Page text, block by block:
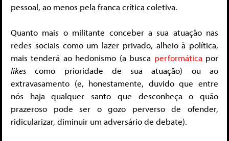
pessoal, ao menos pela franca crítica coletiva.
Quanto mais o militante conceber a sua atuação nas
redes sociais como um lazer privado, alheio à política,
mais tenderá ao hedonismo (a busca performáticapor
likes como prioridade de sua atuação) ou ao
extravasamento (e, honestamente, duvido que entre
nós haja qualquer santo que desconheça o quão
prazeroso pode ser o gozo perverso de ofender,
ridicularizar, diminuir um adversário de debate).